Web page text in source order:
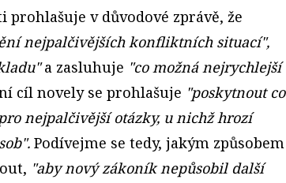
v důvodové zprávě, že
nejpalčivějších konfliktních situací",
a zasluhuje "co možná nejrychlejší
cíl novely se prohlašuje "poskytnout co
nejpalčivější otázky, u nichž hrozí
Podívejme se tedy, jakým způsobem
"aby nový zákoník nepůsobil další